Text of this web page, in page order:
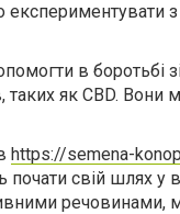
експериментувати
в боротьбі
таких як CBD. Вони
https://semena-
почати свій шлях
речовинами,